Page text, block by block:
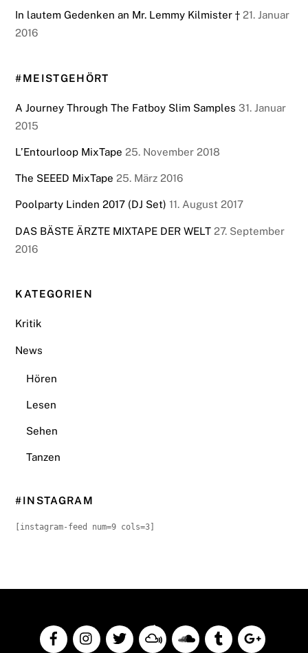
In lautem Gedenken an Mr. Lemmy Kilmister † 21. Januar
2016
#MEISTGEHÖRT
A Journey Through The Fatboy Slim Samples 31. Januar
2015
L’Entourloop MixTape 25. November 2018
The SEEED MixTape 25. März 2016
Poolparty Linden 2017 (DJ Set) 11. August 2017
DAS BÄSTE ÄRZTE MIXTAPE DER WELT 27. September
2016
KATEGORIEN
Kritik
News
Hören
Lesen
Sehen
Tanzen
#INSTAGRAM
[instagram-feed num=9 cols=3]
Back
To